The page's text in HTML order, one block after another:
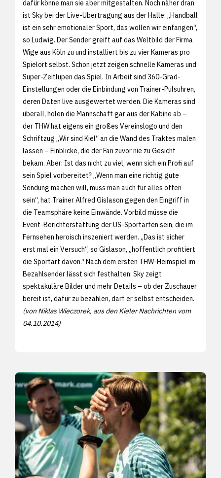
dafür könne man sie aber mitgestalten. Noch näher dran
ist Sky bei der Live-Übertragung aus der Halle: „Handball
ist ein sehr emotionaler Sport, das wollen wir einfangen“,
so Ludwig. Der Sender greift auf das Weltbild der Firma
Wige aus Köln zu und installiert bis zu vier Kameras pro
Spielort selbst. Schon jetzt zeigen schnelle Kameras und
Super-Zeitlupen das Spiel. In Arbeit sind 360-Grad-
Einstellungen oder die Einbindung von Trainer-Pulsuhren,
deren Daten live ausgewertet werden. Die Kameras sind
überall, holen die Mannschaft gar aus der Kabine ab –
der THW hat eigens ein großes Vereinslogo und den
Schriftzug „Wir sind Kiel“ an die Wand des Traktes malen
lassen – Einblicke, die der Fan zuvor nie zu Gesicht
bekam. Aber: Ist das nicht zu viel, wenn sich ein Profi auf
sein Spiel vorbereitet? „Wenn man eine richtig gute
Sendung machen will, muss man auch für alles offen
sein“, hat Trainer Alfred Gislason gegen den Eingriff in
die Teamsphäre keine Einwände. Vorbild müsse die
Event-Berichterstattung der US-Sportarten sein, die im
Fernsehen heroisch inszeniert werden. „Das ist sicher
erst mal ein Versuch“, so Gislason, „hoffentlich profitiert
die Sportart davon.“ Nach dem ersten THW-Heimspiel im
Bezahlsender lässt sich festhalten: Sky zeigt
spektakuläre Bilder und mehr Details – ob der Zuschauer
bereit ist, dafür zu bezahlen, darf er selbst entscheiden.
(von Niklas Wieczorek, aus den Kieler Nachrichten vom
04.10.2014)